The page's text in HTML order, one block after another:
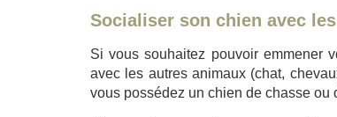
Socialiser son chien avec
Si vous souhaitez pouvoir emmener
avec les autres animaux (chat,
vous possédez un chien de chasse ou